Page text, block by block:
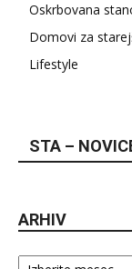
Oskrbovana
Domovi za
Lifestyle
STA –
ARHIV
Arhiv